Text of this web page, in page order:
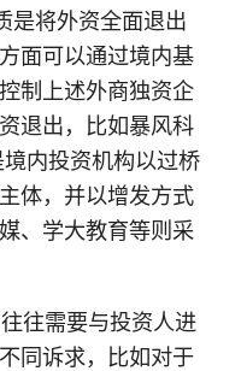
是将外资全面退出
面可以通过境内基
制上述外商独资企
退出，比如暴风科
内投资机构以过桥
体，并以增发方式
、学大教育等则采
往需要与投资人进
同诉求，比如对于